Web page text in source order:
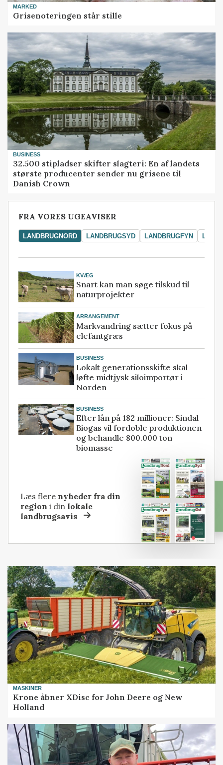
MARKED
Grisenoteringen står stille
BUSINESS
32.500 stipladser skifter slagteri: En af landets
største producenter sender nu grisene til
Danish Crown
FRA VORES UGEAVISER
LANDBRUGNORD LANDBRUGSYD LANDBRUGFYN
KVÆG
Snart kan man søge tilskud til
naturprojekter
ARRANGEMENT
Markvandring sætter fokus på
elefantgræs
BUSINESS
Lokalt generationsskifte skal
løfte midtjysk siloimportør i
Norden
BUSINESS
Efter lån på 182 millioner: Sindal
Biogas vil fordoble produktionen
og behandle 800.000 ton
biomasse
Læs flere nyheder fra din
region i dinlokale
landbrugsavis
MASKINER
Krone åbner XDisc for John Deere og New
Holland